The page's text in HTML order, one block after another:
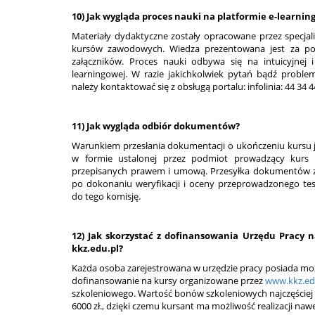
10) Jak wygląda proces nauki na platformie e-
Materiały dydaktyczne zostały opracowane przez
kursów zawodowych. Wiedza prezentowana jest za
załączników. Proces nauki odbywa się na intuicyjnej
learningowej. W razie jakichkolwiek pytań bądź
należy kontaktować się z obsługą portalu: infolinia: 44 34
11) Jak wygląda odbiór dokumentów?
Warunkiem przesłania dokumentacji o ukończeniu
w formie ustalonej przez podmiot prowadzący kurs
przepisanych prawem i umową. Przesyłka
po dokonaniu weryfikacji i oceny przeprowadzonego
do tego komisję.
12) Jak skorzystać z dofinansowania Urzędu Pracy
kkz.edu.pl?
Każda osoba zarejestrowana w urzędzie pracy posiada
dofinansowanie na kursy organizowane przez
szkoleniowego. Wartość bonów szkoleniowych najczęściej
6000 zł., dzięki czemu kursant ma możliwość realizacji